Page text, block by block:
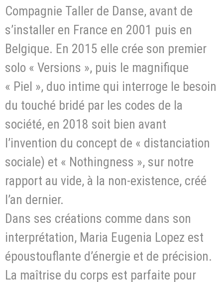
Compagnie Taller de Danse, avant de
s’installer en France en 2001 puis en
Belgique. En 2015 elle crée son premier
solo « Versions », puis le magnifique
« Piel », duo intime qui interroge le besoin
du touché bridé par les codes de la
société, en 2018 soit bien avant
l’invention du concept de « distanciation
sociale) et « Nothingness », sur notre
rapport au vide, à la non-existence, créé
l’an dernier.
Dans ses créations comme dans son
interprétation, Maria Eugenia Lopez est
époustouflante d’énergie et de précision.
La maîtrise du corps est parfaite pour